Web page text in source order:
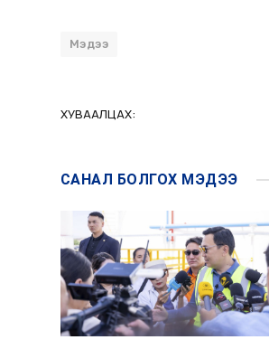
Мэдээ
ХУВААЛЦАХ:
САНАЛ БОЛГОХ МЭДЭЭ